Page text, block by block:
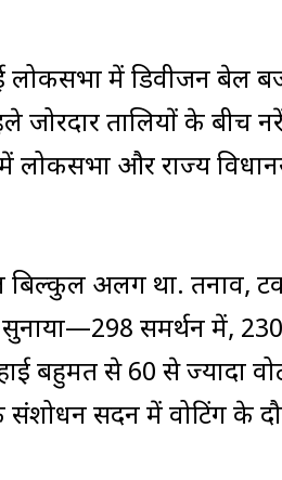
लोकसभा में डिवीजन बेल
जोरदार तालियों के बीच
लोकसभा और राज्य
बिल्कुल अलग था. तनाव,
समर्थन में,
बहुमत से 60 से ज्यादा
संशोधन सदन में वोटिंग के